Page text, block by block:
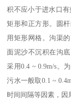
积不应小于进水口有
矩形和正方形。圆
用矩形网格。沟渠
面泥沙不沉积在沟
采用0.4 ~ 0.9m/s。
污水一般取0.1 ~
时间间隔等因素，因